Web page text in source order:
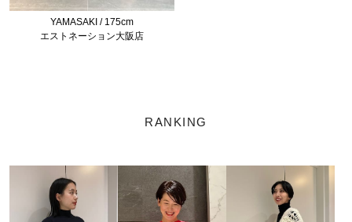
YAMASAKI / 175cm
エストネーション大阪店
RANKING